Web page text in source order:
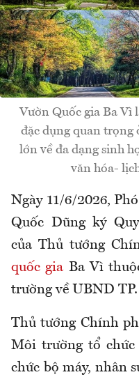
Vườn Quốc gia Ba Vì
đặc dụng quan trọng
lớn về đa dạng sinh
văn hóa-
Ngày 11/6/2026,
Quốc Dũng ký
của Thủ tướng
quốc gia Ba Vì
trường về UBND
Thủ tướng Chính
Môi trường tổ chức
chức bộ máy, nhân